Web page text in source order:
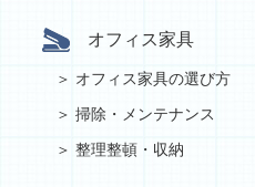
オフィス家具
オフィス家具の選び方
掃除・メンテナンス
整理整頓・収納